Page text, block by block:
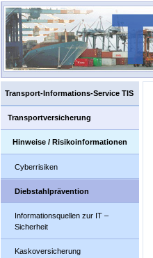
Transport-Informations-Service TIS
Transportversicherung
Hinweise / Risikoinformationen
Cyberrisiken
Diebstahlprävention
Informationsquellen zur IT –
Sicherheit
Kaskoversicherung